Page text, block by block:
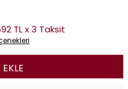
TL x 3 Taksit